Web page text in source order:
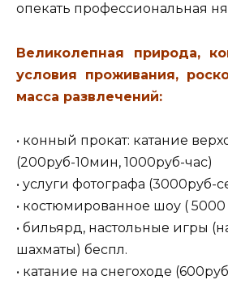
опекать профессиональная
Великолепная природа,
условия проживания,
масса развлечений:
• конный прокат: катание
(200руб-10мин, 1000руб-час)
• услуги фотографа (3000руб-
• костюмированное шоу ( 5000
• бильярд, настольные игры
шахматы) беспл.
• катание на снегоходе